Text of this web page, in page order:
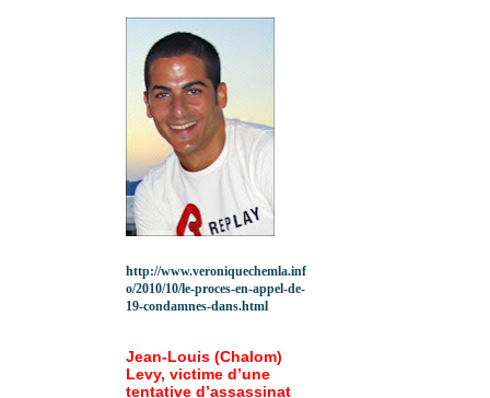
http://www.veroniquechemla.inf
o/2010/10/le-proces-en-appel-de-
19-condamnes-dans.html
Jean-Louis (Chalom)
Levy, victime d’une
tentative d’assassinat